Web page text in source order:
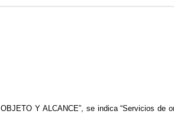
Y ALCANCE”, se indica “Servicios de